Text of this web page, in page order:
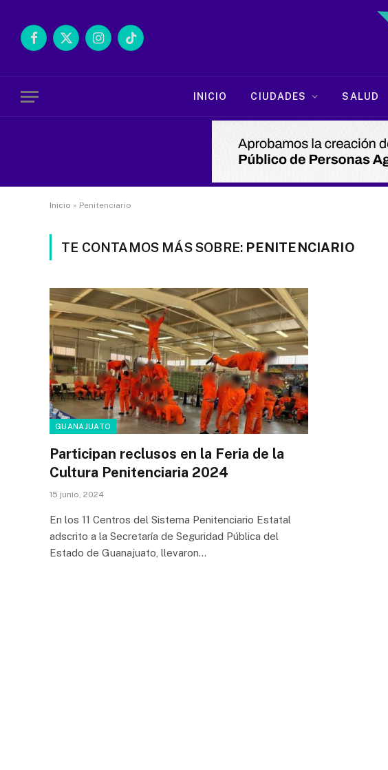
Facebook
X
InstagramTikTok
INICIO CIUDADES SALUD
Inicio » Penitenciario
TE CONTAMOS MÁS SOBRE: PENITENCIARIO
GUANAJUATO
Participan reclusos en la Feria de la
Cultura Penitenciaria 2024
15 junio, 2024
En los 11 Centros del Sistema Penitenciario Estatal
adscrito a la Secretaría de Seguridad Pública del
Estado de Guanajuato, llevaron…